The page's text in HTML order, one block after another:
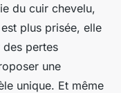
du cuir chevelu,
plus prisée, elle
des pertes
une
unique. Et même